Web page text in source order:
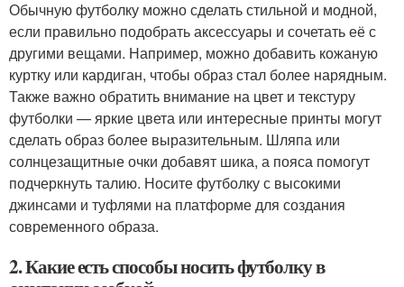
Обычную футболку можно сделать стильной и модной,
если правильно подобрать аксессуары и сочетать её с
другими вещами. Например, можно добавить кожаную
куртку или кардиган, чтобы образ стал более нарядным.
Также важно обратить внимание на цвет и текстуру
футболки — яркие цвета или интересные принты могут
сделать образ более выразительным. Шляпа или
солнцезащитные очки добавят шика, а пояса помогут
подчеркнуть талию. Носите футболку с высокими
джинсами и туфлями на платформе для создания
современного образа.
2. Какие есть способы носить футболку в